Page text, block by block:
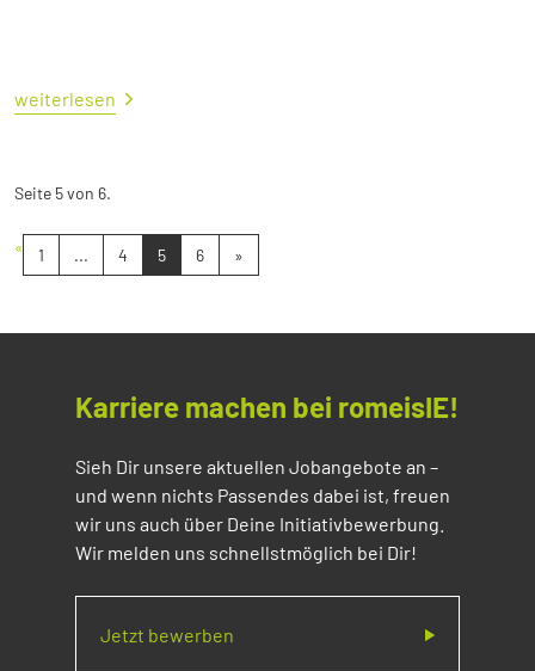
weiterlesen
Seite 5 von 6.
« 1 ... 4 5 6 »
Karriere machen bei romeisIE!
Sieh Dir unsere aktuellen Jobangebote an –
und wenn nichts Passendes dabei ist, freuen
wir uns auch über Deine Initiativbewerbung.
Wir melden uns schnellstmöglich bei Dir!
Jetzt bewerben